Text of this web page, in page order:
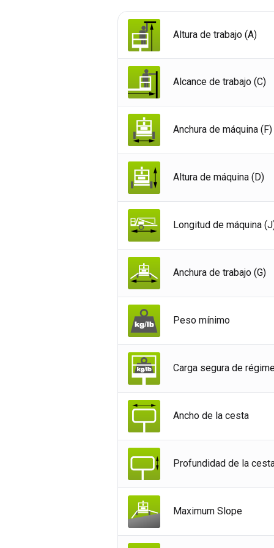
Altura de trabajo (A)
Alcance de trabajo (C)
Anchura de máquina (F)
Altura de máquina (D)
Longitud de máquina
Anchura de trabajo (G)
Peso mínimo
Carga segura de
Ancho de la cesta
Profundidad de la
Maximum Slope